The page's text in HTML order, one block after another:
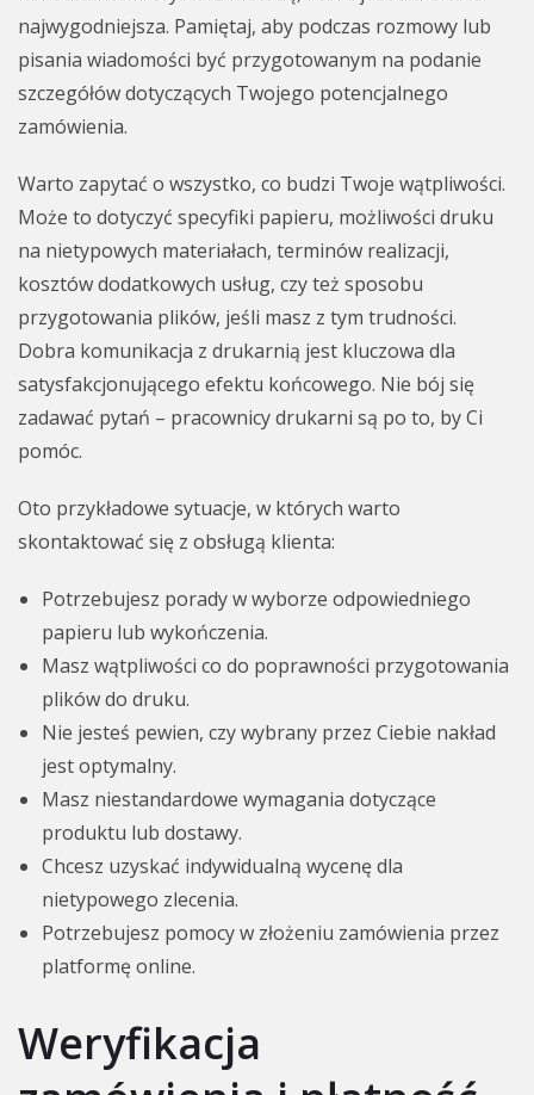
najwygodniejsza. Pamiętaj, aby podczas rozmowy lub
pisania wiadomości być przygotowanym na podanie
szczegółów dotyczących Twojego potencjalnego
zamówienia.
Warto zapytać o wszystko, co budzi Twoje wątpliwości.
Może to dotyczyć specyfiki papieru, możliwości druku
na nietypowych materiałach, terminów realizacji,
kosztów dodatkowych usług, czy też sposobu
przygotowania plików, jeśli masz z tym trudności.
Dobra komunikacja z drukarnią jest kluczowa dla
satysfakcjonującego efektu końcowego. Nie bój się
zadawać pytań – pracownicy drukarni są po to, by Ci
pomóc.
Oto przykładowe sytuacje, w których warto
skontaktować się z obsługą klienta:
Potrzebujesz porady w wyborze odpowiedniego
papieru lub wykończenia.
Masz wątpliwości co do poprawności przygotowania
plików do druku.
Nie jesteś pewien, czy wybrany przez Ciebie nakład
jest optymalny.
Masz niestandardowe wymagania dotyczące
produktu lub dostawy.
Chcesz uzyskać indywidualną wycenę dla
nietypowego zlecenia.
Potrzebujesz pomocy w złożeniu zamówienia przez
platformę online.
Weryfikacja